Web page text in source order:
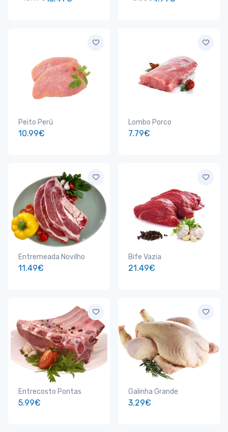
Peito Perú
10.99€
Lombo Porco
7.79€
Entremeada Novilho
11.49€
Bife Vazia
21.49€
Entrecosto Pontas
5.99€
Galinha Grande
3.29€